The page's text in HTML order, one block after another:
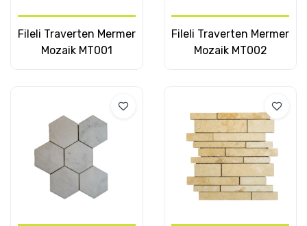
Fileli Traverten Mermer
Mozaik MT001
Fileli Traverten Mermer
Mozaik MT002